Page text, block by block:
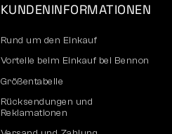
KUNDENINFORMATIONEN
Rund um den Einkauf
Vorteile beim Einkauf bei Bennon
Größentabelle
Rücksendungen und
Reklamationen